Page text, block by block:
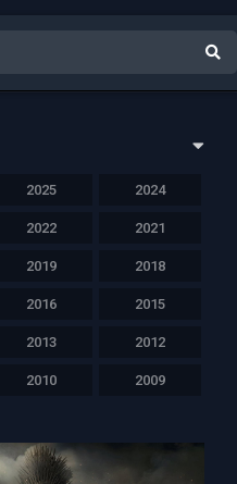
2025 2024
2022 2021
2019 2018
2016 2015
2013 2012
2010 2009